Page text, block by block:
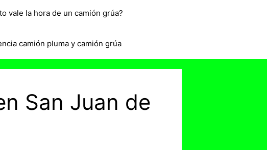
vale la hora de un camión grúa?
camión pluma y camión grúa
San Juan de